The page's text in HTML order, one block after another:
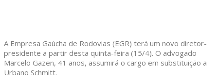
A Empresa Gaúcha de Rodovias (EGR) terá um novo diretor-
presidente a partir desta quinta-feira (15/4). O advogado
Marcelo Gazen, 41 anos, assumirá o cargo em substituição a
Urbano Schmitt.